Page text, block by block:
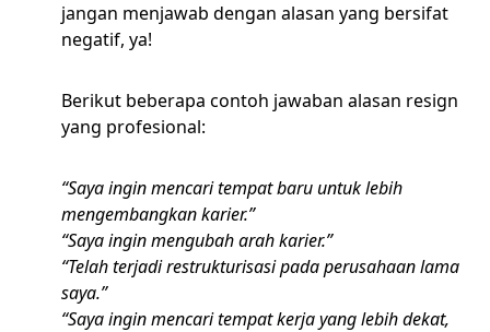
jangan menjawab dengan alasan yang bersifat
negatif, ya!
Berikut beberapa contoh jawaban alasan resign
yang profesional:
“Saya ingin mencari tempat baru untuk lebih
mengembangkan karier.”
“Saya ingin mengubah arah karier.”
“Telah terjadi restrukturisasi pada perusahaan lama
saya.”
“Saya ingin mencari tempat kerja yang lebih dekat,